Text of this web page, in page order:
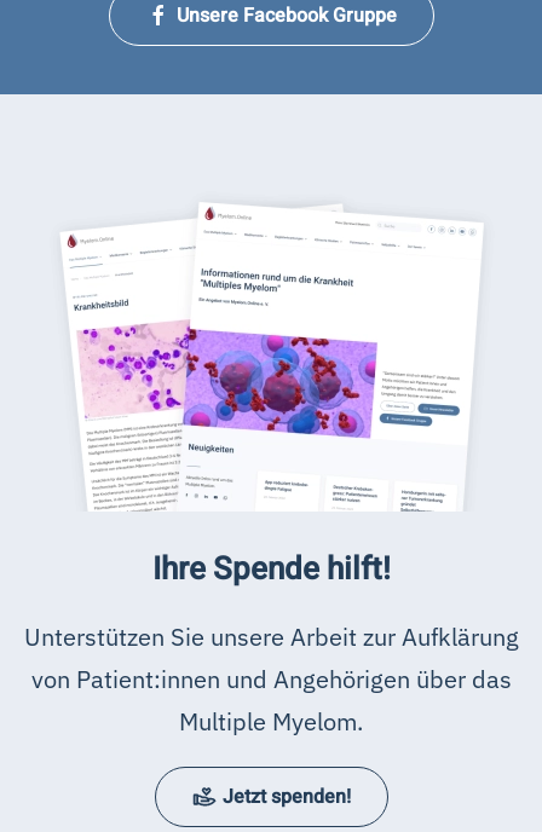
Unsere Facebook Gruppe
Ihre Spende hilft!
Unterstützen Sie unsere Arbeit zur Aufklärung
von Patient:innen und Angehörigen über das
Multiple Myelom.
Jetzt spenden!